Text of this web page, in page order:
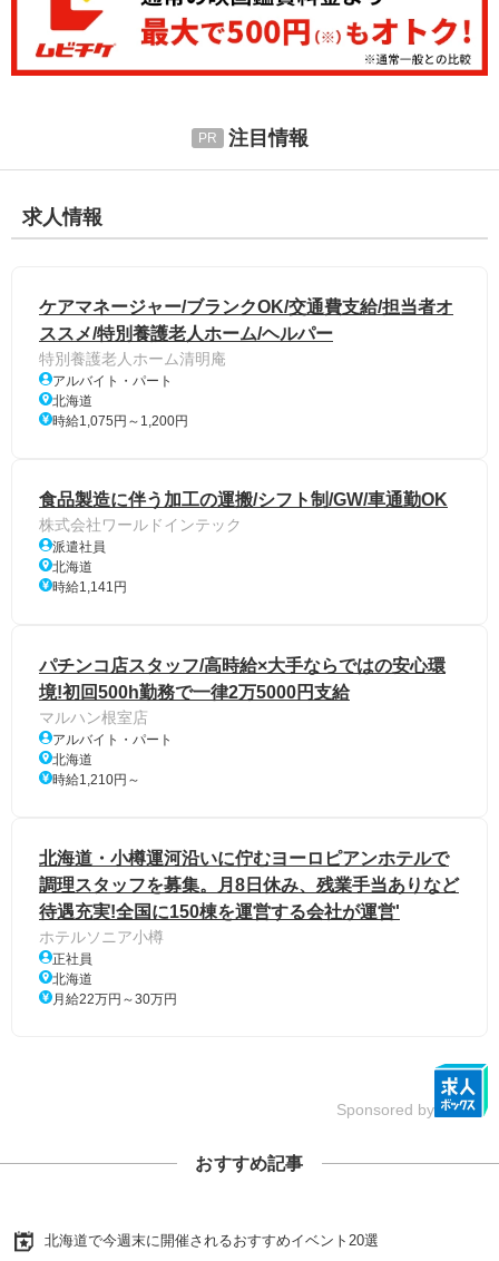
注目情報
求人情報
ケアマネージャー/ブランクOK/交通費支給/担当者オ
ススメ/特別養護老人ホーム/ヘルパー
特別養護老人ホーム清明庵
アルバイト・パート
北海道
時給1,075円～1,200円
食品製造に伴う加工の運搬/シフト制/GW/車通勤OK
株式会社ワールドインテック
派遣社員
北海道
時給1,141円
パチンコ店スタッフ/高時給×大手ならではの安心環
境!初回500h勤務で一律2万5000円支給
マルハン根室店
アルバイト・パート
北海道
時給1,210円～
北海道・小樽運河沿いに佇むヨーロピアンホテルで
調理スタッフを募集。月8日休み、残業手当ありなど
待遇充実!全国に150棟を運営する会社が運営'
ホテルソニア小樽
正社員
北海道
月給22万円～30万円
Sponsored by
おすすめ記事
北海道で今週末に開催されるおすすめイベント20選